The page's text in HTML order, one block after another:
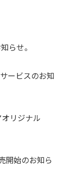
らせ。
ービスのお知
リジナル
開始のお知ら